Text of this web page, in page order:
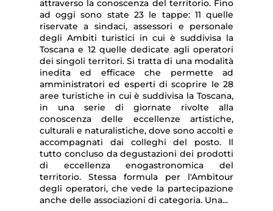
attraverso la conoscenza del territorio. Fino
ad oggi sono state 23 le tappe: 11 quelle
riservate a sindaci, assessori e personale
degli Ambiti turistici in cui è suddivisa la
Toscana e 12 quelle dedicate agli operatori
dei singoli territori. Si tratta di una modalità
inedita ed efficace che permette ad
amministratori ed esperti di scoprire le 28
aree turistiche in cui è suddivisa la Toscana,
in una serie di giornate rivolte alla
conoscenza delle eccellenze artistiche,
culturali e naturalistiche, dove sono accolti e
accompagnati dai colleghi del posto. Il
tutto concluso da degustazioni dei prodotti
di eccellenza enogastronomica del
territorio. Stessa formula per l'Ambitour
degli operatori, che vede la partecipazione
anche delle associazioni di categoria. Una...